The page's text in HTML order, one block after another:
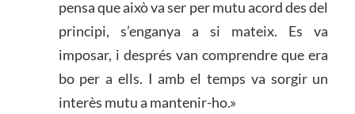
pensa que això va ser per mutu acord des del
principi, s’enganya a si mateix. Es va
imposar, i després van comprendre que era
bo per a ells. I amb el temps va sorgir un
interès mutu a mantenir-ho.»